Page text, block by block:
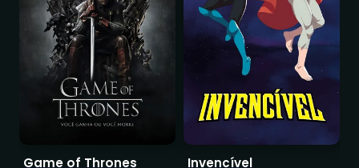
Game of Thrones Invencível